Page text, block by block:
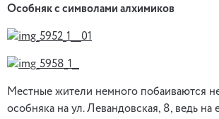
Особняк с символами алхимиков
Местные жители немного побаиваются
особняка на ул. Левандовская, 8, ведь на